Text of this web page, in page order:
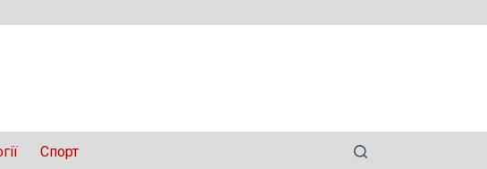
Спорт